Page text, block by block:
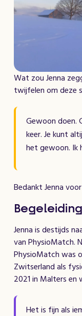
Wat zou Jenna
twijfelen om deze
Gewoon doen.
keer. Je kunt
het gewoon. Ik
Bedankt Jenna
Begeleiding
Jenna is destijds
van PhysioMatch.
PhysioMatch was
Zwitserland als
2021 in Malters en
Het is fijn als